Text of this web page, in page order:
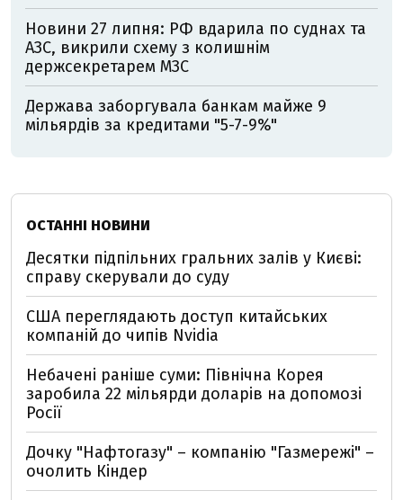
Новини 27 липня: РФ вдарила по суднах та
АЗС, викрили схему з колишнім
держсекретарем МЗС
Держава заборгувала банкам майже 9
мільярдів за кредитами "5-7-9%"
ОСТАННІ НОВИНИ
Десятки підпільних гральних залів у Києві:
справу скерували до суду
США переглядають доступ китайських
компаній до чипів Nvidia
Небачені раніше суми: Північна Корея
заробила 22 мільярди доларів на допомозі
Росії
Дочку "Нафтогазу" – компанію "Газмережі" –
очолить Кіндер